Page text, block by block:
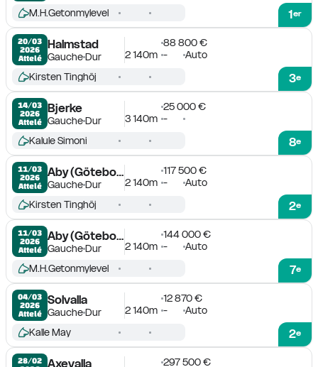
1er
M.H.Getonmylevel
20/03
2026
Attelé
Halmstad
GaucheDur
88 800 €
2 140m - Auto
3e
Kirsten Tinghöj
14/03
2026
Attelé
Bjerke
GaucheDur
25 000 €
3 140m -
8e
Kalule Simoni
11/03
2026
Attelé
Aby (Göteborg)
GaucheDur
117 500 €
2 140m - Auto
2e
Kirsten Tinghöj
11/03
2026
Attelé
Aby (Göteborg)
GaucheDur
144 000 €
2 140m - Auto
7e
M.H.Getonmylevel
04/03
2026
Attelé
Solvalla
GaucheDur
12 870 €
2 140m - Auto
2e
Kalle May
28/02
Axevalla
297 500 €